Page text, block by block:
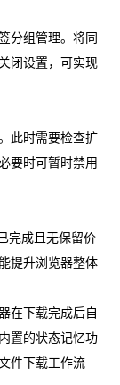
分组管理。将同
闭设置，可实现
此时需要检查扩
要时可暂时禁用
完成且无保留价
提升浏览器整体
在下载完成后自
置的状态记忆功
件下载工作流